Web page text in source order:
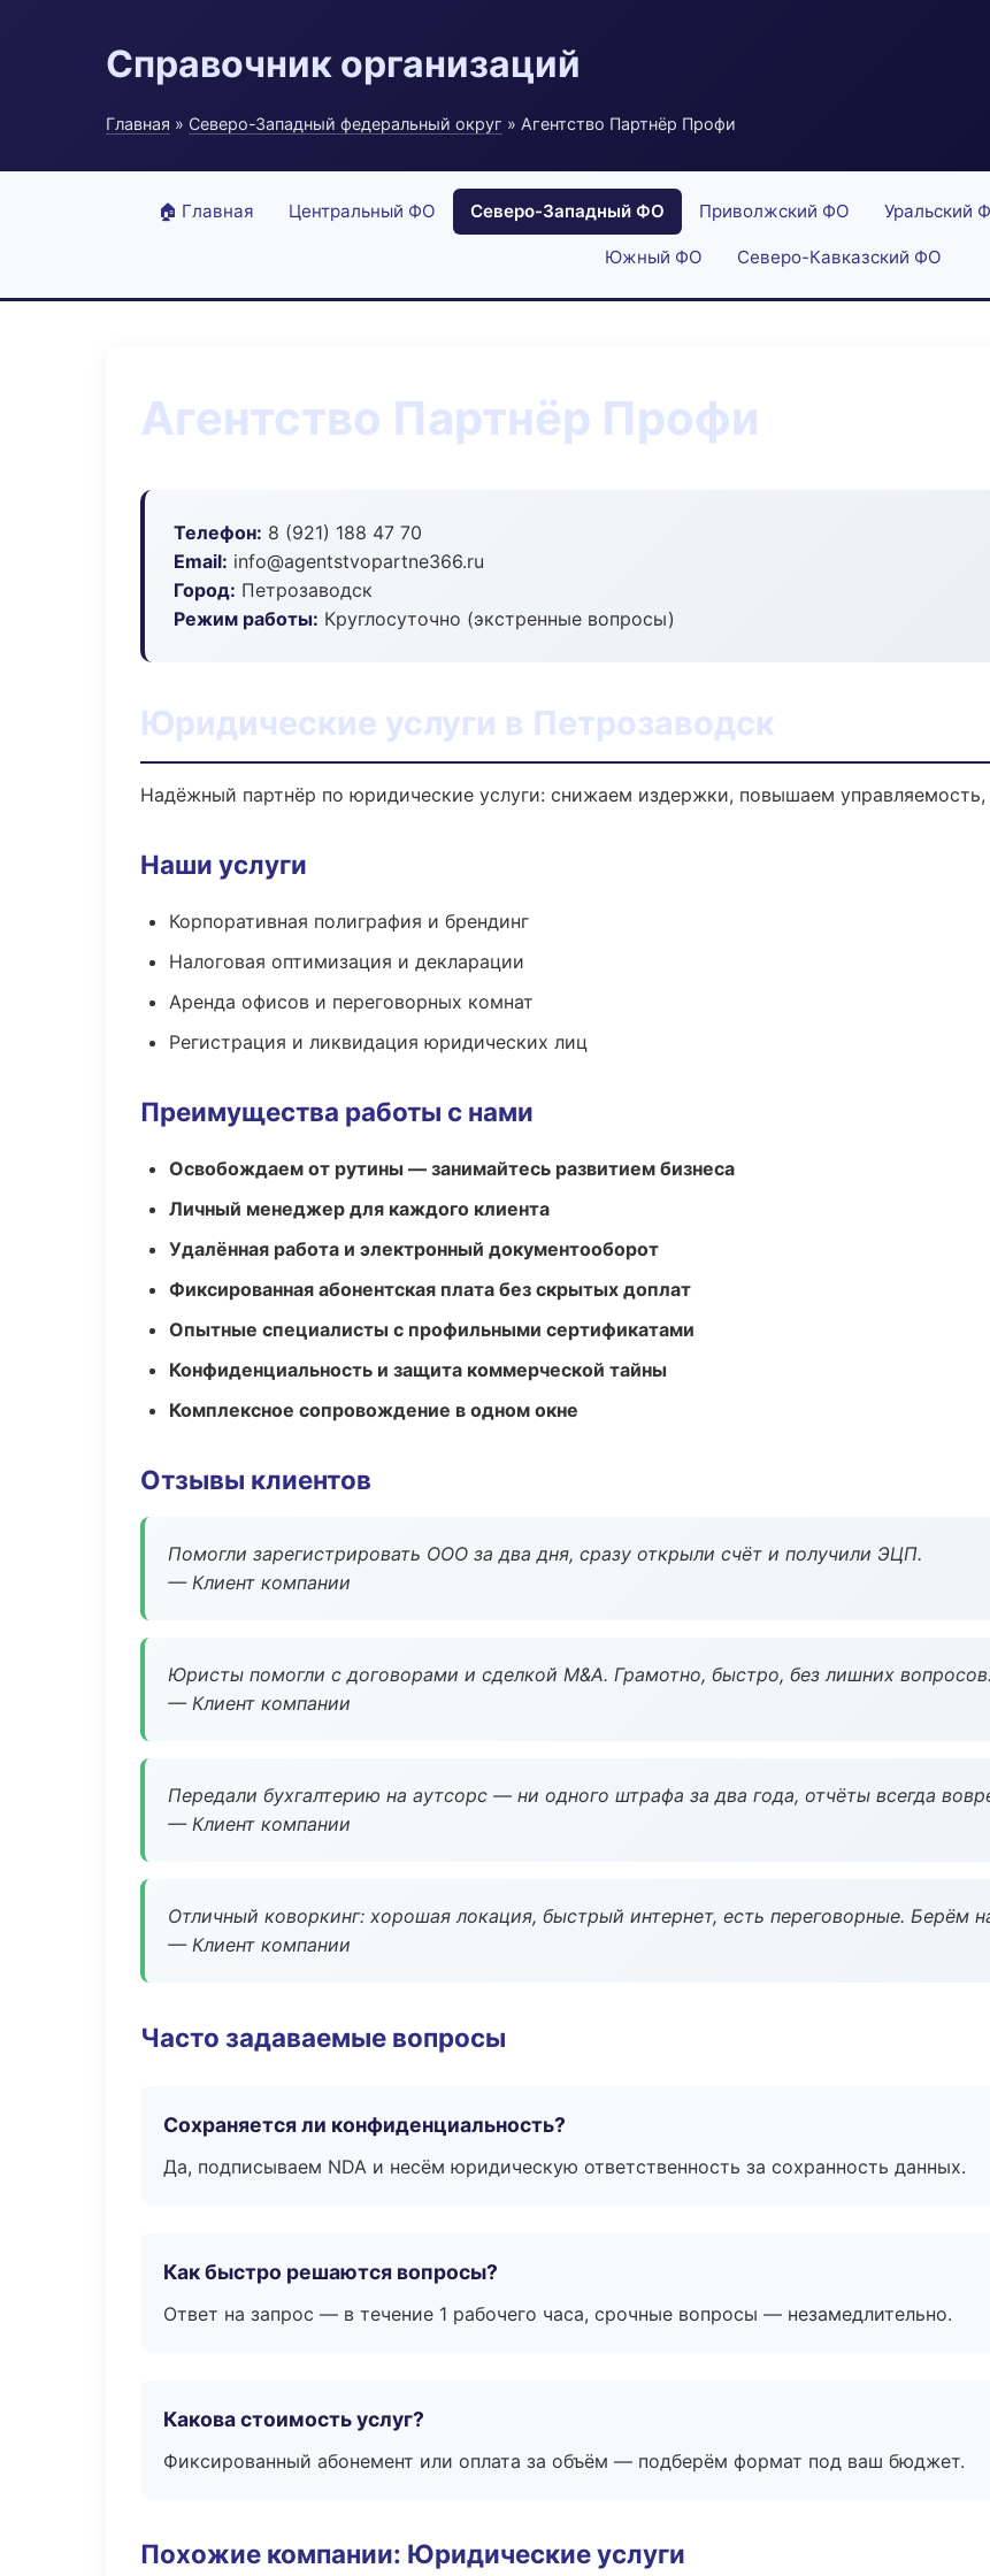
Справочник организаций
Главная » Северо-Западный федеральный округ » Агентство Партнёр Профи
🏠 Главная Центральный ФО Северо-Западный ФО Приволжский ФО Уральский
Южный ФО Северо-Кавказский ФО
Агентство Партнёр Профи
Телефон: 8 (921) 188 47 70
Email: info@agentstvopartne366.ru
Город: Петрозаводск
Режим работы: Круглосуточно (экстренные вопросы)
Юридические услуги в Петрозаводск
Надёжный партнёр по юридические услуги: снижаем издержки, повышаем
Наши услуги
Корпоративная полиграфия и брендинг
Налоговая оптимизация и декларации
Аренда офисов и переговорных комнат
Регистрация и ликвидация юридических лиц
Преимущества работы с нами
Освобождаем от рутины — занимайтесь развитием бизнеса
Личный менеджер для каждого клиента
Удалённая работа и электронный документооборот
Фиксированная абонентская плата без скрытых доплат
Опытные специалисты с профильными сертификатами
Конфиденциальность и защита коммерческой тайны
Комплексное сопровождение в одном окне
Отзывы клиентов
Помогли зарегистрировать ООО за два дня, сразу открыли счёт и получили ЭЦП.
— Клиент компании
Юристы помогли с договорами и сделкой M&A. Грамотно, быстро, без лишних вопросов.
— Клиент компании
Передали бухгалтерию на аутсорс — ни одного штрафа за два года, отчёты всегда
— Клиент компании
Отличный коворкинг: хорошая локация, быстрый интернет, есть переговорные. Берём
— Клиент компании
Часто задаваемые вопросы
Сохраняется ли конфиденциальность?
Да, подписываем NDA и несём юридическую ответственность за сохранность данных.
Как быстро решаются вопросы?
Ответ на запрос — в течение 1 рабочего часа, срочные вопросы — незамедлительно.
Какова стоимость услуг?
Фиксированный абонемент или оплата за объём — подберём формат под ваш бюджет.
Похожие компании: Юридические услуги